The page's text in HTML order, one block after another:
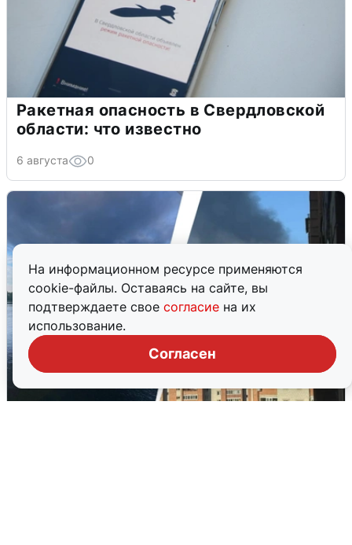
На информационном ресурсе применяются
cookie-файлы. Оставаясь на сайте, вы
подтверждаете свое согласие на их
использование.
Согласен
Ракетная опасность в Свердловской
области: что известно
6 августа 0